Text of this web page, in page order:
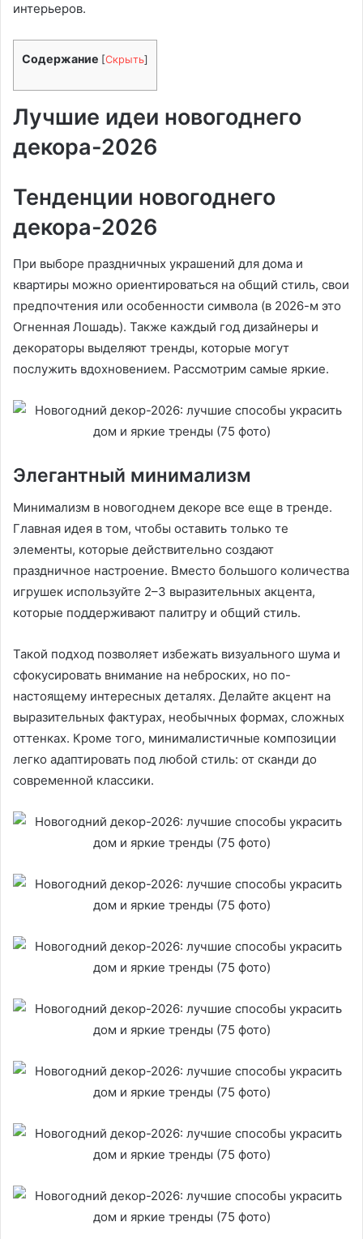
интерьеров.
Содержание [Скрыть]
Лучшие идеи новогоднего
декора-2026
Тенденции новогоднего
декора-2026
При выборе праздничных украшений для дома и
квартиры можно ориентироваться на общий стиль, свои
предпочтения или особенности символа (в 2026-м это
Огненная Лошадь). Также каждый год дизайнеры и
декораторы выделяют тренды, которые могут
послужить вдохновением. Рассмотрим самые яркие.
Элегантный минимализм
Минимализм в новогоднем декоре все еще в тренде.
Главная идея в том, чтобы оставить только те
элементы, которые действительно создают
праздничное настроение. Вместо большого количества
игрушек используйте 2–3 выразительных акцента,
которые поддерживают палитру и общий стиль.
Такой подход позволяет избежать визуального шума и
сфокусировать внимание на неброских, но по-
настоящему интересных деталях. Делайте акцент на
выразительных фактурах, необычных формах, сложных
оттенках. Кроме того, минималистичные композиции
легко адаптировать под любой стиль: от сканди до
современной классики.